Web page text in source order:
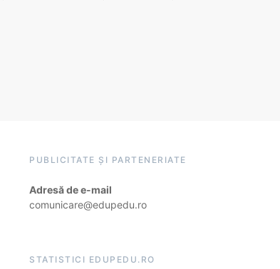
PUBLICITATE ȘI PARTENERIATE
Adresă de e-mail
comunicare@edupedu.ro
STATISTICI EDUPEDU.RO